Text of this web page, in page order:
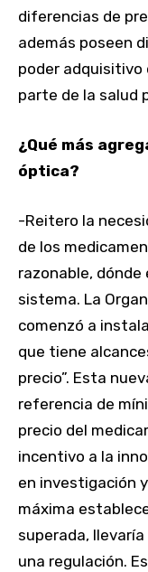
diferencias de
además poseen
poder adquisitivo
parte de la salud
¿Qué más
óptica?
-Reitero la
de los
razonable,
sistema. La
comenzó a
que tiene
precio”. Esta
referencia de
precio del
incentivo a la
en investigación
máxima
superada,
una regulación.